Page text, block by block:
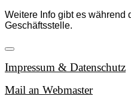
Weitere Info gibt es während
Geschäftsstelle.
Impressum & Datenschutz
Mail an Webmaster